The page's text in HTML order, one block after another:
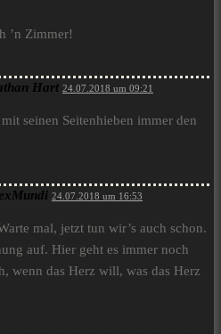
’n Zimmer!
Hart 24.07.2018 um 09:21
seinen Seitenhieben immer den
24.07.2018 um 16:53
mal, jetzt tun wir’s auch schon.
auf. Hier geht es immer noch
wenn das Herz will, was das Herz